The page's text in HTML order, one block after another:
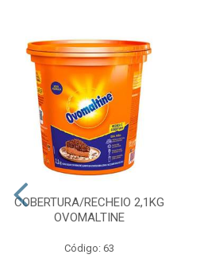
COBERTURA/RECHEIO 2,1KG
OVOMALTINE
Código: 63